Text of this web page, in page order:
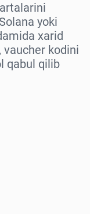
yoki
xarid
vaucher kodini
qabul qilib